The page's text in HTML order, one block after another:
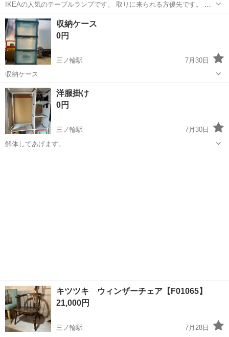
IKEAの人気のテーブルランプです。 取りに来られる方優先です。 最
大: 75 W 高さ: 55 cm ベースの直径: 15 cm シェードの直径: 22 cm コ
ードの長さ: 203 cm
東京 台東区 三ノ輪駅
収納ケース
0円
三ノ輪駅
7月30日
収納ケース
東京 台東区 三ノ輪駅
洋服掛け
0円
三ノ輪駅
7月30日
解体してあげます。
キツツキ ウィンザーチェア【F01065】
21,000円
三ノ輪駅
7月28日